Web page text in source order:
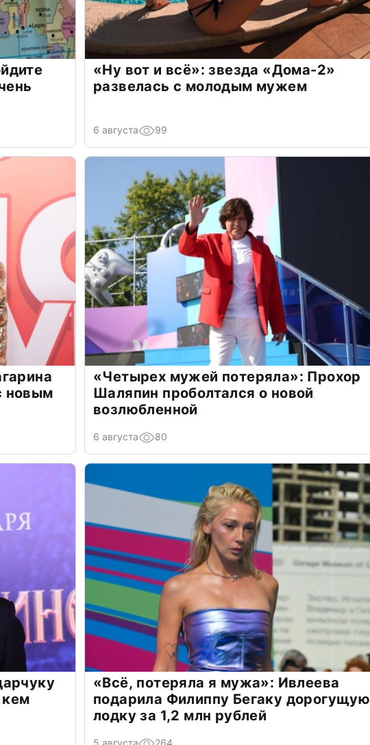
«Ну вот и всё»: звезда «Дома-2»
развелась с молодым мужем
6 августа 99
новым
«Четырех мужей потеряла»: Прохор
Шаляпин проболтался о новой
возлюбленной
6 августа 80
«Всё, потеряла я мужа»: Ивлеева
подарила Филиппу Бегаку дорогущую
лодку за 1,2 млн рублей
5 августа 264